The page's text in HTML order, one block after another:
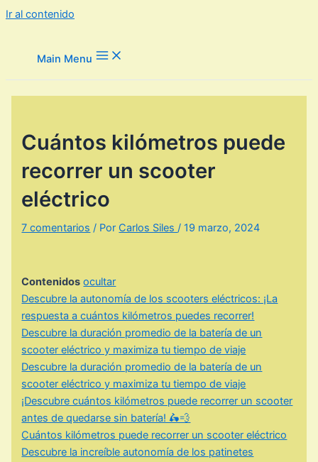
Ir al contenido
Main Menu
Cuántos kilómetros puede
recorrer un scooter
eléctrico
7 comentarios / Por Carlos Siles/19 marzo, 2024
Contenidos ocultar
Descubre la autonomía de los scooters eléctricos: ¡La
respuesta a cuántos kilómetros puedes recorrer!
Descubre la duración promedio de la batería de un
scooter eléctrico y maximiza tu tiempo de viaje
Descubre la duración promedio de la batería de un
scooter eléctrico y maximiza tu tiempo de viaje
¡Descubre cuántos kilómetros puede recorrer un scooter
antes de quedarse sin batería! 🛵💨
Cuántos kilómetros puede recorrer un scooter eléctrico
Descubre la increíble autonomía de los patinetes